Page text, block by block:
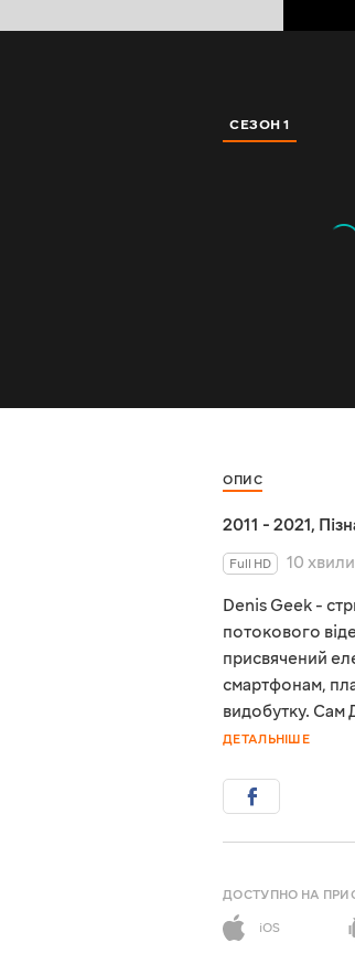
СЕЗОН 1
ОПИС
2011 - 2021,
Full HD
10
Denis Geek -
потокового
присвячений
смартфонам,
видобутку. Сам
ДЕТАЛЬНІШЕ
ДОСТУПНО НА
iOS